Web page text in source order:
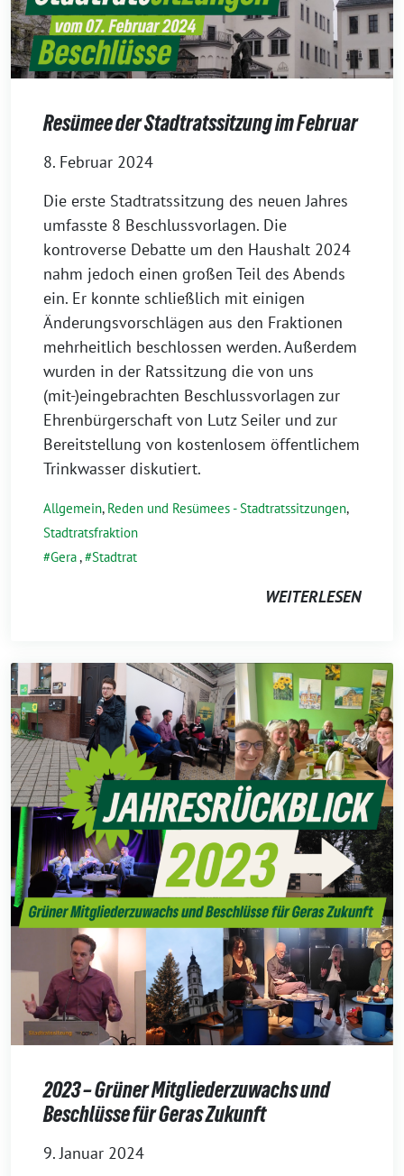
Resümee der Stadtratssitzung im Februar
8. Februar 2024
Die erste Stadtratssitzung des neuen Jahres
umfasste 8 Beschlussvorlagen. Die
kontroverse Debatte um den Haushalt 2024
nahm jedoch einen großen Teil des Abends
ein. Er konnte schließlich mit einigen
Änderungsvorschlägen aus den Fraktionen
mehrheitlich beschlossen werden. Außerdem
wurden in der Ratssitzung die von uns
(mit-)eingebrachten Beschlussvorlagen zur
Ehrenbürgerschaft von Lutz Seiler und zur
Bereitstellung von kostenlosem öffentlichem
Trinkwasser diskutiert.
Allgemein, Reden und Resümees - Stadtratssitzungen,
Stadtratsfraktion
Gera, Stadtrat
WEITERLESEN
2023 – Grüner Mitgliederzuwachs und
Beschlüsse für Geras Zukunft
9. Januar 2024